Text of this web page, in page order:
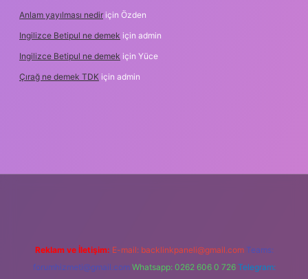
Anlam yayılması nedir için Özden
Ingilizce Betipul ne demek için admin
Ingilizce Betipul ne demek için Yüce
Çırağ ne demek TDK için admin
Reklam ve İletişim: E-mail: backlinkpaneli@gmail.com Teams:
forumhizmeti@gmail.com Whatsapp: 0262 606 0 726 Telegram: